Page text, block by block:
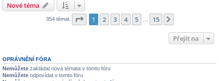
Nové téma
354 témat Stránka z 15
1 2 3 4 5 15
Přejít na
OPRÁVNĚNÍ FÓRA
Nemůžete zakládat nová témata v tomto fóru
Nemůžete odpovídat v tomto fóru